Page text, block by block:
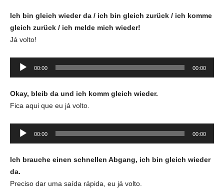
Ich bin gleich wieder da / ich bin gleich zurück / ich komme
gleich zurück / ich melde mich wieder!
Já volto!
Tocador
00:00 00:00
Okay, bleib da und ich komm gleich wieder.
Fica aqui que eu já volto.
Tocador
00:00 00:00
Ich brauche einen schnellen Abgang, ich bin gleich wieder
da.
Preciso dar uma saída rápida, eu já volto.